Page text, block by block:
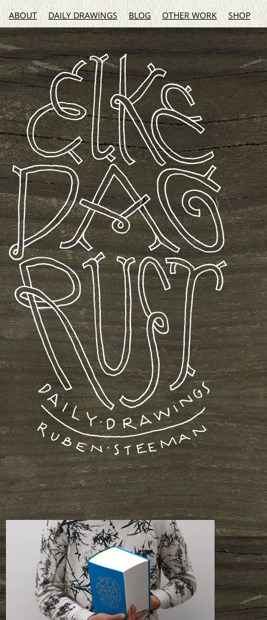
ABOUT DAILY DRAWINGS BLOG OTHER WORK SHOP